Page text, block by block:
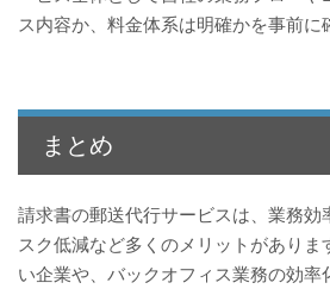
ス内容か、料金体系は明確かを事前に
まとめ
請求書の郵送代行サービスは、業務効
スク低減など多くのメリットがあり
い企業や、バックオフィス業務の効率